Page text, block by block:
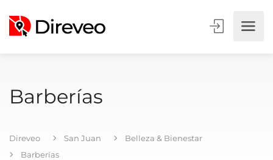
Barberías
Direveo San Juan
Belleza & Bienestar
Barberías